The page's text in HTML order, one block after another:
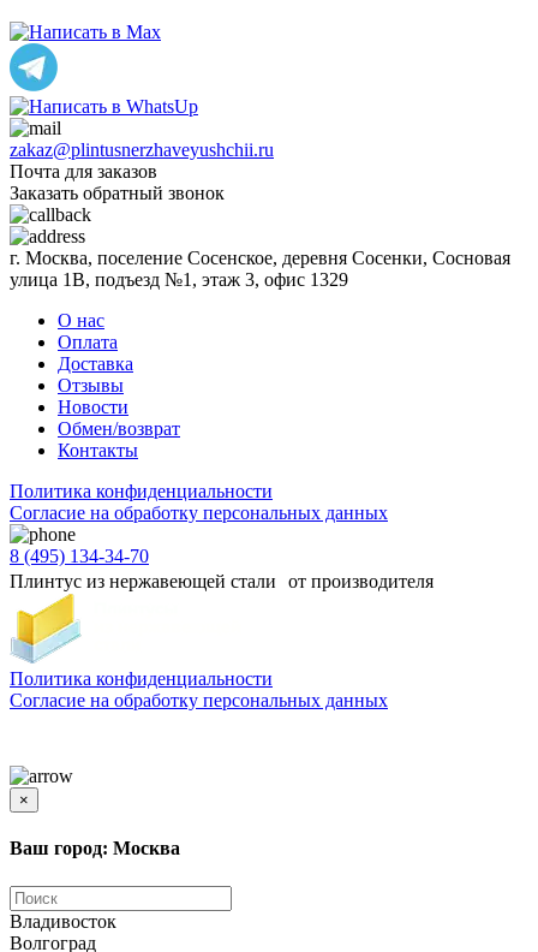
zakaz@plintusnerzhaveyushchii.ru
Почта для заказов
Заказать обратный звонок
г. Москва, поселение Сосенское, деревня Сосенки, Сосновая
улица 1В, подъезд №1, этаж 3, офис 1329
О нас
Оплата
Доставка
Отзывы
Новости
Обмен/возврат
Контакты
Политика конфиденциальности
Согласиe на обработку персональных данных
8 (495) 134-34-70
Плинтус из нержавеющей стали от производителя
Политика конфиденциальности
Согласиe на обработку персональных данных
×
Ваш город: Москва
Владивосток
Волгоград